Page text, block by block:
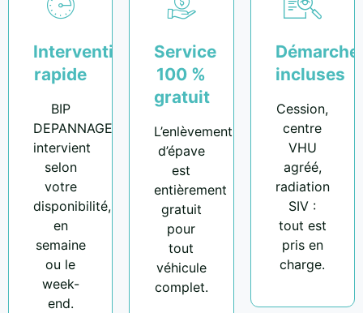
Intervention
rapide
BIP
DEPANNAGE
intervient
selon
votre
disponibilité,
en
semaine
ou le
week-
end.
Service
100 %
gratuit
L’enlèvement
d’épave
est
entièrement
gratuit
pour
tout
véhicule
complet.
incluses
Cession,
centre
VHU
agréé,
radiation
SIV :
tout est
pris en
charge.